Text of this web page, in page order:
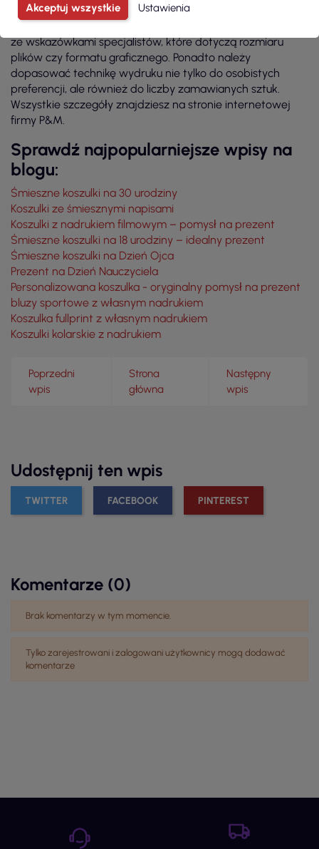
Przed złożeniem zamówienia pamiętaj, aby zapoznać się
ze wskazówkami specjalistów, które dotyczą rozmiaru
plików czy formatu graficznego. Ponadto należy
dopasować technikę wydruku nie tylko do osobistych
preferencji, ale również do liczby zamawianych sztuk.
Wszystkie szczegóły znajdziesz na stronie internetowej
firmy P&M.
Sprawdź najpopularniejsze wpisy na
blogu:
Śmieszne koszulki na 30 urodziny
Koszulki ze śmiesznymi napisami
Koszulki z nadrukiem filmowym – pomysł na prezent
Śmieszne koszulki na 18 urodziny – idealny prezent
Śmieszne koszulki na Dzień Ojca
Prezent na Dzień Nauczyciela
Personalizowana koszulka - oryginalny pomysł na prezent
bluzy sportowe z własnym nadrukiem
Koszulka fullprint z własnym nadrukiem
Koszulki kolarskie z nadrukiem
Poprzedni
wpis
Strona
główna
Następny
wpis
Udostępnij ten wpis
TWITTER FACEBOOK PINTEREST
Komentarze (0)
Brak komentarzy w tym momencie.
Tylko zarejestrowani i zalogowani użytkownicy mogą dodawać
komentarze
Akceptuj wszystkie Ustawienia